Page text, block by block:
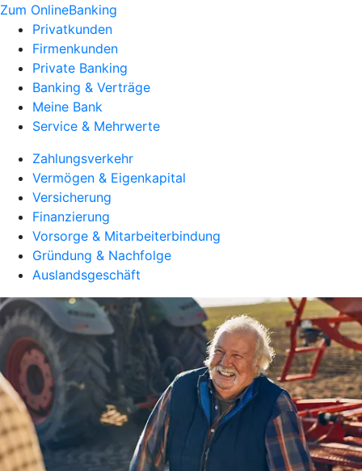
Zum OnlineBanking
Privatkunden
Firmenkunden
Private Banking
Banking & Verträge
Meine Bank
Service & Mehrwerte
Zahlungsverkehr
Vermögen & Eigenkapital
Versicherung
Finanzierung
Vorsorge & Mitarbeiterbindung
Gründung & Nachfolge
Auslandsgeschäft